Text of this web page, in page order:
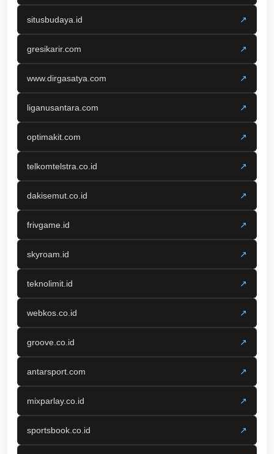
situsbudaya.id ↗
gresikarir.com ↗
www.dirgasatya.com ↗
liganusantara.com ↗
optimakit.com ↗
telkomtelstra.co.id ↗
dakisemut.co.id ↗
frivgame.id ↗
skyroam.id ↗
teknolimit.id ↗
webkos.co.id ↗
groove.co.id ↗
antarsport.com ↗
mixparlay.co.id ↗
sportsbook.co.id ↗